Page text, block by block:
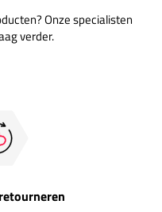
Onze specialisten
verder.